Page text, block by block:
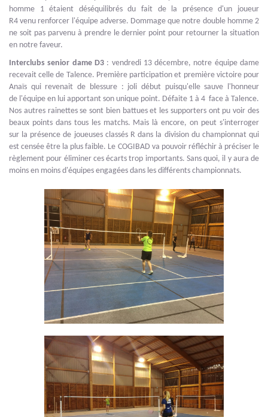
homme 1 étaient déséquilibrés du fait de la présence d'un joueur
R4 venu renforcer l'équipe adverse. Dommage que notre double homme 2
ne soit pas parvenu à prendre le dernier point pour retourner la situation
en notre faveur.
Interclubs senior dame D3: vendredi 13 décembre, notre équipe dame
recevait celle de Talence. Première participation et première victoire pour
Anaïs qui revenait de blessure : joli début puisqu'elle sauve l'honneur
de l'équipe en lui apportant son unique point. Défaite 1 à 4 face à Talence.
Nos autres rainettes se sont bien battues et les supporters ont pu voir des
beaux points dans tous les matchs. Mais là encore, on peut s'interroger
sur la présence de joueuses classés R dans la division du championnat qui
est censée être la plus faible. Le COGIBAD va pouvoir réfléchir à préciser le
règlement pour éliminer ces écarts trop importants. Sans quoi, il y aura de
moins en moins d'équipes engagées dans les différents championnats.